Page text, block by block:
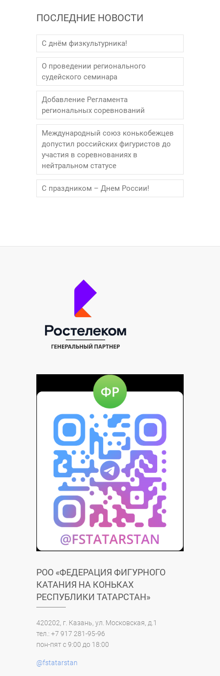
ПОСЛЕДНИЕ НОВОСТИ
С днём физкультурника!
О проведении регионального
судейского семинара
Добавление Регламента
региональных соревнований
Международный союз конькобежцев
допустил российских фигуристов до
участия в соревнованиях в
нейтральном статусе
С праздником – Днем России!
РОО «ФЕДЕРАЦИЯ ФИГУРНОГО
КАТАНИЯ НА КОНЬКАХ
РЕСПУБЛИКИ ТАТАРСТАН»
420202, г. Казань, ул. Московская, д.1
тел.: +7 917 281-95-96
пон-пят с 9:00 до 18:00
@fstatarstan